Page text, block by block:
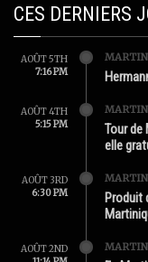
CES DERNIERS
AOÛT 5TH
7:16 PM
AOÛT 4TH
5:15 PM
Tour de
elle
AOÛT 3RD
6:30 PM
Produit
AOÛT 2ND